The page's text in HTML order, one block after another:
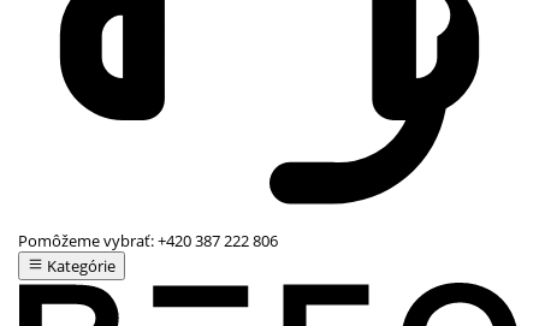
Pomôžeme vybrať:+420 387 222 806
Kategórie